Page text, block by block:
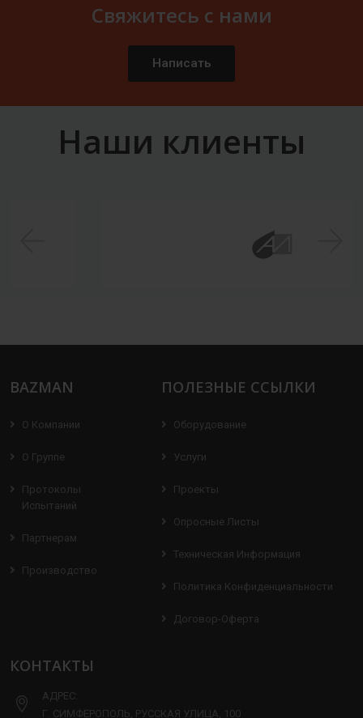
Свяжитесь с нами
Написать
Наши клиенты
BAZMAN
О Компании
О Группе
Протоколы
Испытаний
Партнерам
Производство
ПОЛЕЗНЫЕ ССЫЛКИ
Оборудование
Услуги
Проекты
Опросные Листы
Техническая Информация
Политика Конфиденциальности
Договор-Оферта
КОНТАКТЫ
АДРЕС:
Г. СИМФЕРОПОЛЬ, РУССКАЯ УЛИЦА, 100